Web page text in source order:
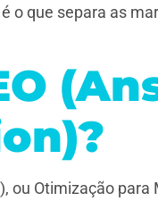
o que separa as
ou Otimização para